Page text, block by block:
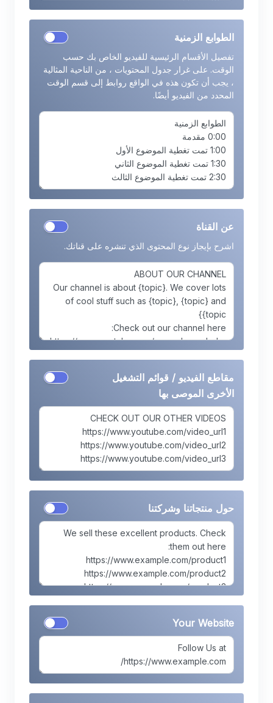
الطوابع الزمنية
تفصيل الأقسام الرئيسية للفيديو الخاص بك حسب
الوقت. على غرار جدول المحتويات ، من الناحية المثالية
، يجب أن تكون هذه في الواقع روابط إلى قسم الوقت
المحدد من الفيديو أيضًا.
عن القناة
اشرح بإيجاز نوع المحتوى الذي تنشره على قناتك.
مقاطع الفيديو / قوائم التشغيل
الأخرى الموصى بها
حول منتجاتنا وشركتنا
Your Website